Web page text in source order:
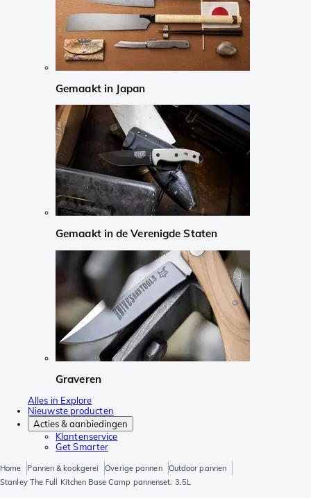
Gemaakt in Japan
Gemaakt in de Verenigde Staten
Graveren
Alles in Explore
Nieuwste producten
Acties & aanbiedingen
Klantenservice
Get Smarter
Home Pannen & kookgerei Overige pannen
Outdoor pannen
Stanley The Full Kitchen Base Camp pannenset. 3.5L